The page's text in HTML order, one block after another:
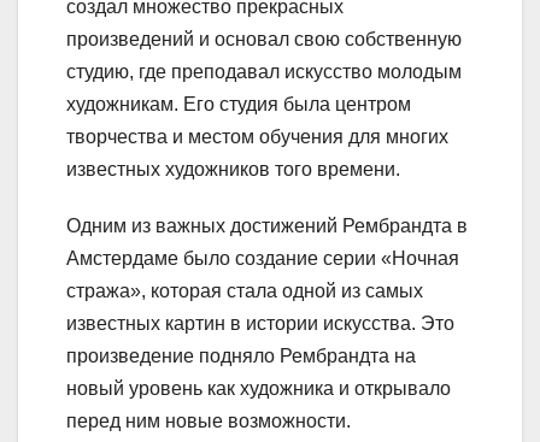
создал множество прекрасных
произведений и основал свою собственную
студию, где преподавал искусство молодым
художникам. Его студия была центром
творчества и местом обучения для многих
известных художников того времени.
Одним из важных достижений Рембрандта в
Амстердаме было создание серии «Ночная
стража», которая стала одной из самых
известных картин в истории искусства. Это
произведение подняло Рембрандта на
новый уровень как художника и открывало
перед ним новые возможности.